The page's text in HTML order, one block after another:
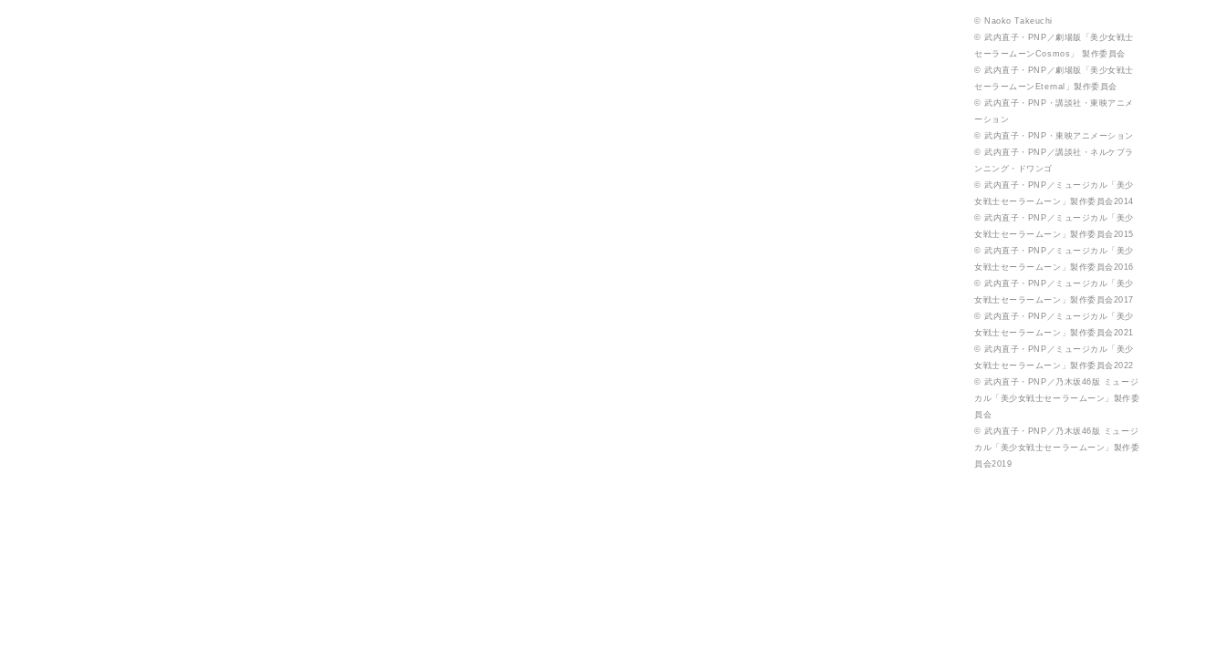
© Naoko Takeuchi
© 武内直子・PNP／劇場版「美少女戦士
セーラームーンCosmos」 製作委員会
© 武内直子・PNP／劇場版「美少女戦士
セーラームーンEternal」製作委員会
© 武内直子・PNP・講談社・東映アニメ
ーション
© 武内直子・PNP・東映アニメーション
© 武内直子・PNP／講談社・ネルケプラ
ンニング・ドワンゴ
© 武内直子・PNP／ミュージカル「美少
女戦士セーラームーン」製作委員会2014
© 武内直子・PNP／ミュージカル「美少
女戦士セーラームーン」製作委員会2015
© 武内直子・PNP／ミュージカル「美少
女戦士セーラームーン」製作委員会2016
© 武内直子・PNP／ミュージカル「美少
女戦士セーラームーン」製作委員会2017
© 武内直子・PNP／ミュージカル「美少
女戦士セーラームーン」製作委員会2021
© 武内直子・PNP／ミュージカル「美少
女戦士セーラームーン」製作委員会2022
© 武内直子・PNP／乃木坂46版 ミュージ
カル「美少女戦士セーラームーン」製作委
員会
© 武内直子・PNP／乃木坂46版 ミュージ
カル「美少女戦士セーラームーン」製作委
員会2019